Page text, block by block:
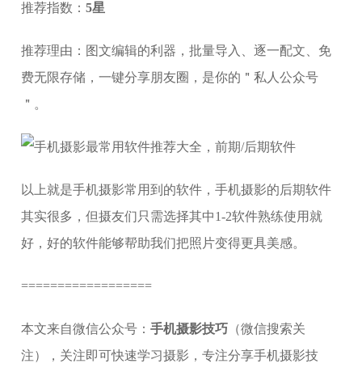
推荐指数：5星
推荐理由：图文编辑的利器，批量导入、逐一配文、免
费无限存储，一键分享朋友圈，是你的＂私人公众号
＂。
以上就是手机摄影常用到的软件，手机摄影的后期软件
其实很多，但摄友们只需选择其中1-2软件熟练使用就
好，好的软件能够帮助我们把照片变得更具美感。
==================
本文来自微信公众号：手机摄影技巧 （微信搜索关
注），关注即可快速学习摄影，专注分享手机摄影技